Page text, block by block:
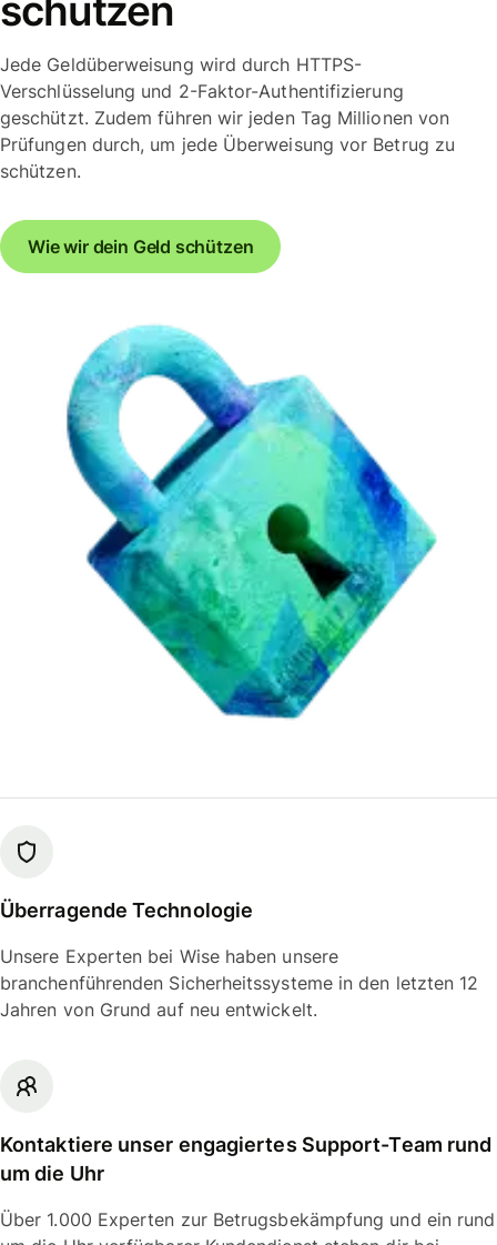
schützen
Jede Geldüberweisung wird durch HTTPS-
Verschlüsselung und 2-Faktor-Authentifizierung
geschützt. Zudem führen wir jeden Tag Millionen von
Prüfungen durch, um jede Überweisung vor Betrug zu
schützen.
Wie wir dein Geld schützen
Überragende Technologie
Unsere Experten bei Wise haben unsere
branchenführenden Sicherheitssysteme in den letzten 12
Jahren von Grund auf neu entwickelt.
Kontaktiere unser engagiertes Support-Team rund
um die Uhr
Über 1.000 Experten zur Betrugsbekämpfung und ein rund